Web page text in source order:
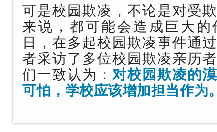
可是校园欺凌，不论是对受
来说，都可能会造成巨大
日，在多起校园欺凌事件通
者采访了多位校园欺凌亲历
们一致认为：对校园欺凌的
可怕，学校应该增加担当作为